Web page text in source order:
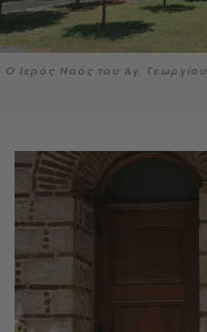
Ο Ιερός Ναός του Αγ. Γεωργίου